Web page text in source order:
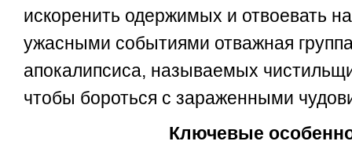
искоренить одержимых и отвоевать
ужасными событиями отважная
апокалипсиса, называемых
чтобы бороться с зараженными
Ключевые